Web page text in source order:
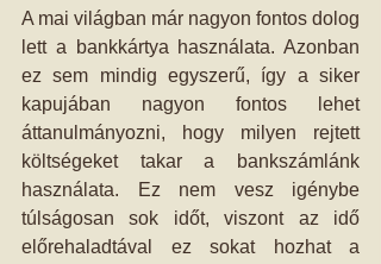
A mai világban már nagyon fontos dolog
lett a bankkártya használata. Azonban
ez sem mindig egyszerű, így a siker
kapujában nagyon fontos lehet
áttanulmányozni, hogy milyen rejtett
költségeket takar a bankszámlánk
használata. Ez nem vesz igénybe
túlságosan sok időt, viszont az idő
előrehaladtával ez sokat hozhat a